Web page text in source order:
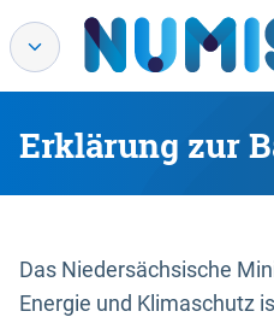
Erklärung zur
Das Niedersächsische
Energie und Klimaschutz